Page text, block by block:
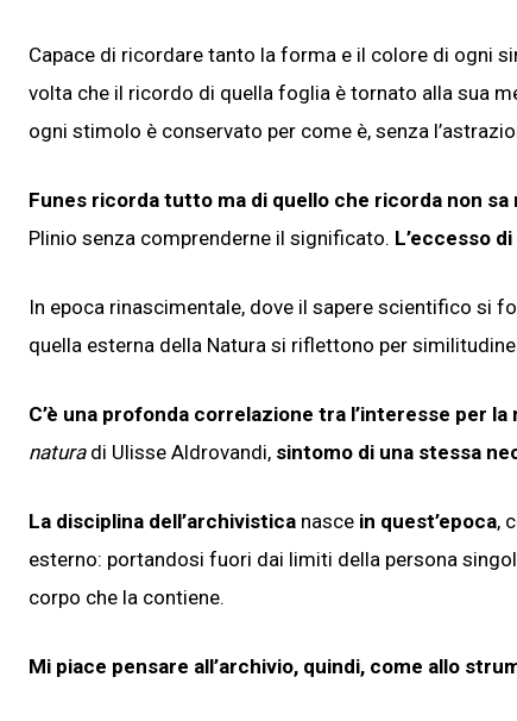
Capace di ricordare tanto la forma e il colore di ogni
volta che il ricordo di quella foglia è tornato alla sua
ogni stimolo è conservato per come è, senza
Funes ricorda tutto ma di quello che ricorda non sa
Plinio senza comprenderne il significato. L’eccesso
In epoca rinascimentale, dove il sapere scientifico si
quella esterna della Natura si riflettono per
C’è una profonda correlazione tra l’interesse per
naturadi Ulisse Aldrovandi, sintomo di una stessa
La disciplina dell’archivistica nasce in quest’epoca,
esterno: portandosi fuori dai limiti della persona
corpo che la contiene.
Mi piace pensare all’archivio, quindi, come allo